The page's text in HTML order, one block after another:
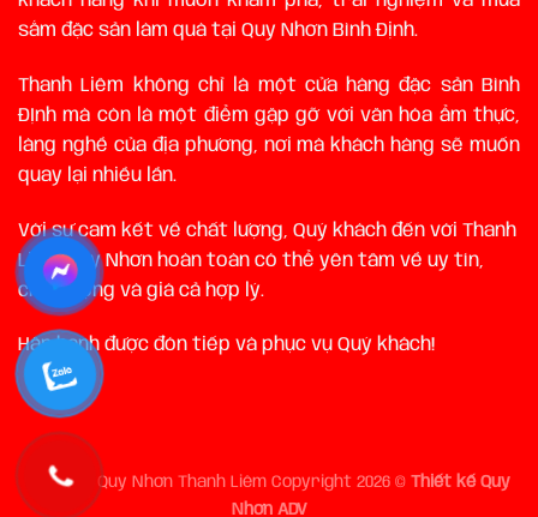
sắm đặc sản làm quà tại Quy Nhơn Bình Định.
Thanh Liêm không chỉ là một cửa hàng đặc sản Bình
ĐỊnh mà còn là một điểm gặp gỡ với văn hóa ẩm thực,
làng nghề của địa phương, nơi mà khách hàng sẽ muốn
quay lại nhiều lần.
Với sự cam kết về chất lượng, Quý khách đến với Thanh
Liêm Quy Nhơn hoàn toàn có thể yên tâm về uy tín,
chất lượng và giá cả hợp lý.
Hân hạnh được đón tiếp và phục vụ Quý khách!
Đặc sản Quy Nhơn Thanh Liêm Copyright 2026 © Thiết kế Quy
Nhơn ADV